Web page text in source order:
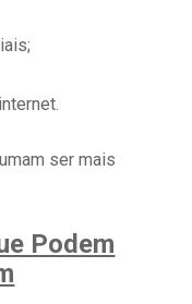
ser mais
Podem